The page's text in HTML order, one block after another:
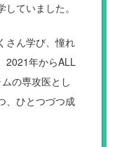
ていました。
さん学び、憧れ
2021年からALL
の専攻医とし
、ひとつづつ成